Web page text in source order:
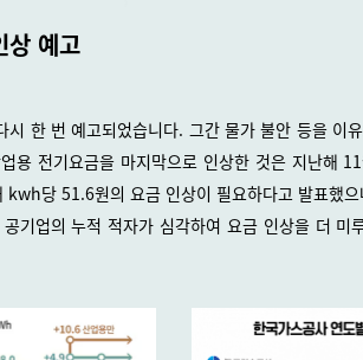
상 예고
시 한 번 예고되었습니다. 그간 물가 불안 등을 이
용 전기요금을 마지막으로 인상한 것은 지난해
kwh당 51.6원의 요금 인상이 필요하다고 발표했
기업의 누적 적자가 심각하여 요금 인상을 더 미